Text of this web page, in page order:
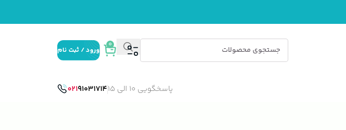
0
ورود / ثبت نام
پاسخگویی 10 الی 15 02191031714